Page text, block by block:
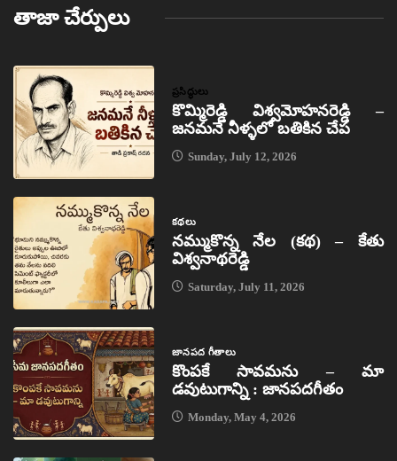
తాజా చేర్పులు
ప్రసిద్ధులు
కొమ్మిరెడ్డి విశ్వమోహనరెడ్డి –
జనమనే నీళ్ళలో బతికిన చేప
Sunday, July 12, 2026
కథలు
నమ్ముకొన్న నేల (కథ) – కేతు
విశ్వనాథరెడ్డి
Saturday, July 11, 2026
జానపద గీతాలు
కొంపకే సావమను – మా
డవుటుగాన్ని : జానపదగీతం
Monday, May 4, 2026